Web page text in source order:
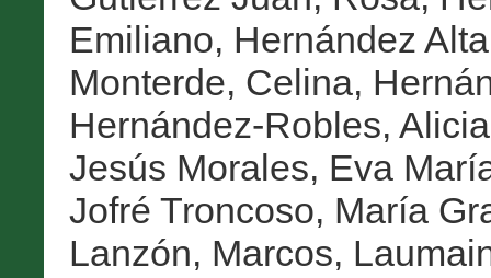
Emiliano, Hernández
Monterde, Celina,
Hernández-Robles, Alicia
Jesús Morales, Eva
Jofré Troncoso, María
Lanzón, Marcos,